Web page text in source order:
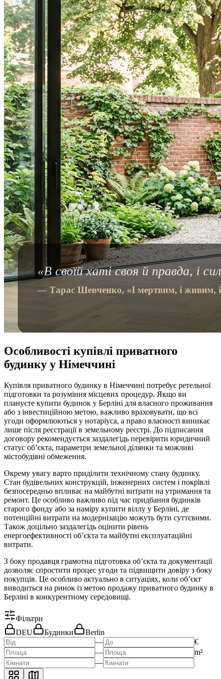
Особливості купівлі приватного
будинку у Німеччині
Купівля приватного будинку в Німеччині потребує ретельної
підготовки та розуміння місцевих процедур. Якщо ви
плануєте купити будинок у Берліні для власного проживання
або з інвестиційною метою, важливо враховувати, що всі
угоди оформлюються у нотаріуса, а право власності виникає
лише після реєстрації в земельному реєстрі. До підписання
договору рекомендується заздалегідь перевірити юридичний
статус об’єкта, параметри земельної ділянки та можливі
містобудівні обмеження.
Окрему увагу варто приділити технічному стану будинку.
Стан будівельних конструкцій, інженерних систем і покрівлі
безпосередньо впливає на майбутні витрати на утримання та
ремонт. Це особливо важливо під час придбання будинків
старого фонду або за наміру купити віллу у Берліні, де
потенційні витрати на модернізацію можуть бути суттєвими.
Також доцільно заздалегідь оцінити рівень
енергоефективності об’єкта та майбутні експлуатаційні
витрати.
З боку продавця грамотна підготовка об’єкта та документації
дозволяє спростити процес угоди та підвищити довіру з боку
покупців. Це особливо актуально в ситуаціях, коли об’єкт
виводиться на ринок із метою продажу приватного будинку в
Берліні в конкурентному середовищі.
Фільтри
DEU
Будинки
Berlin
—
€
—
m²
—